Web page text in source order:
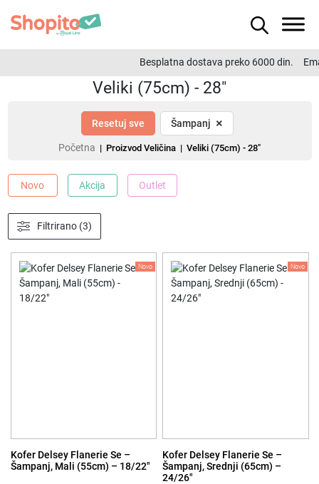
Besplatna dostava preko 6000 din.
Veliki (75cm) - 28"
Resetuj sve Šampanj ×
Početna | Proizvod Veličina | Veliki (75cm) - 28"
Novo Akcija Outlet
Filtrirano (3)
Novo
Kofer Delsey Flanerie Se –
Šampanj, Mali (55cm) – 18/22″
Novo
Kofer Delsey Flanerie Se –
Šampanj, Srednji (65cm) –
24/26″